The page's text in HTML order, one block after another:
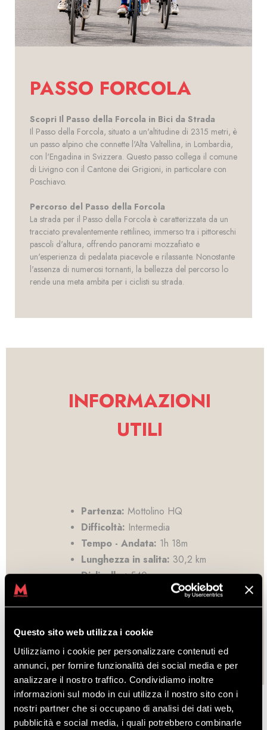
Questo sito web utilizza i cookie
Utilizziamo i cookie per personalizzare contenuti ed
annunci, per fornire funzionalità dei social media e per
analizzare il nostro traffico. Condividiamo inoltre
informazioni sul modo in cui utilizza il nostro sito con i
nostri partner che si occupano di analisi dei dati web,
pubblicità e social media, i quali potrebbero combinarle
PASSO FORCOLA
Scopri Il Passo della Forcola in Bici da Strada
Il Passo della Forcola, situato a un'altitudine di 2315 metri, è
un passo alpino che connette l'Alta Valtellina, in Lombardia,
con l'Engadina in Svizzera. Questo passo collega il comune
di Livigno con il Cantone dei Grigioni, in particolare con
Poschiavo.
Percorso del Passo della Forcola
La strada per il Passo della Forcola è caratterizzata da un
tracciato prevalentemente rettilineo, immerso tra i pittoreschi
pascoli d'altura, offrendo panorami mozzafiato e
un'esperienza di pedalata piacevole e rilassante. Nonostante
l'assenza di numerosi tornanti, la bellezza del percorso lo
rende una meta ambita per i ciclisti su strada.
INFORMAZIONI
UTILI
Partenza: Mottolino HQ
Difficoltà: Intermedia
Tempo - Andata: 1h 18m
Lunghezza in salita: 30,2 km
Dislivello :540 m